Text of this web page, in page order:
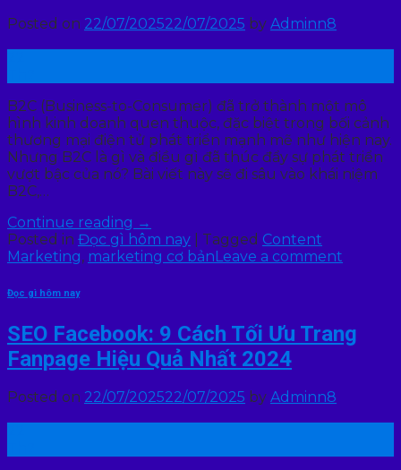
Posted on 22/07/202522/07/2025 by Adminn8
B2C (Business-to-Consumer) đã trở thành một mô
hình kinh doanh quen thuộc, đặc biệt trong bối cảnh
thương mại điện tử phát triển mạnh mẽ như hiện nay.
Nhưng B2C là gì và điều gì đã thúc đẩy sự phát triển
vượt bậc của nó? Bài viết này sẽ đi sâu vào khái niệm
B2C,…
Continue reading →
Posted in Đọc gì hôm nay Tagged Content
Marketing, marketing cơ bảnLeave a comment
Đọc gì hôm nay
SEO Facebook: 9 Cách Tối Ưu Trang
Fanpage Hiệu Quả Nhất 2024
Posted on 22/07/202522/07/2025 by Adminn8